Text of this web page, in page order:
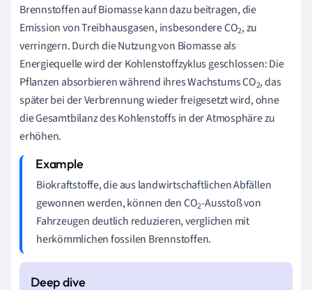
Brennstoffen auf Biomasse kann dazu beitragen, die
Emission von Treibhausgasen, insbesondere CO2, zu
verringern. Durch die Nutzung von Biomasse als
Energiequelle wird der Kohlenstoffzyklus geschlossen: Die
Pflanzen absorbieren während ihres Wachstums CO2, das
später bei der Verbrennung wieder freigesetzt wird, ohne
die Gesamtbilanz des Kohlenstoffs in der Atmosphäre zu
erhöhen.
Biokraftstoffe, die aus landwirtschaftlichen Abfällen
gewonnen werden, können den CO2-Ausstoß von
Fahrzeugen deutlich reduzieren, verglichen mit
herkömmlichen fossilen Brennstoffen.